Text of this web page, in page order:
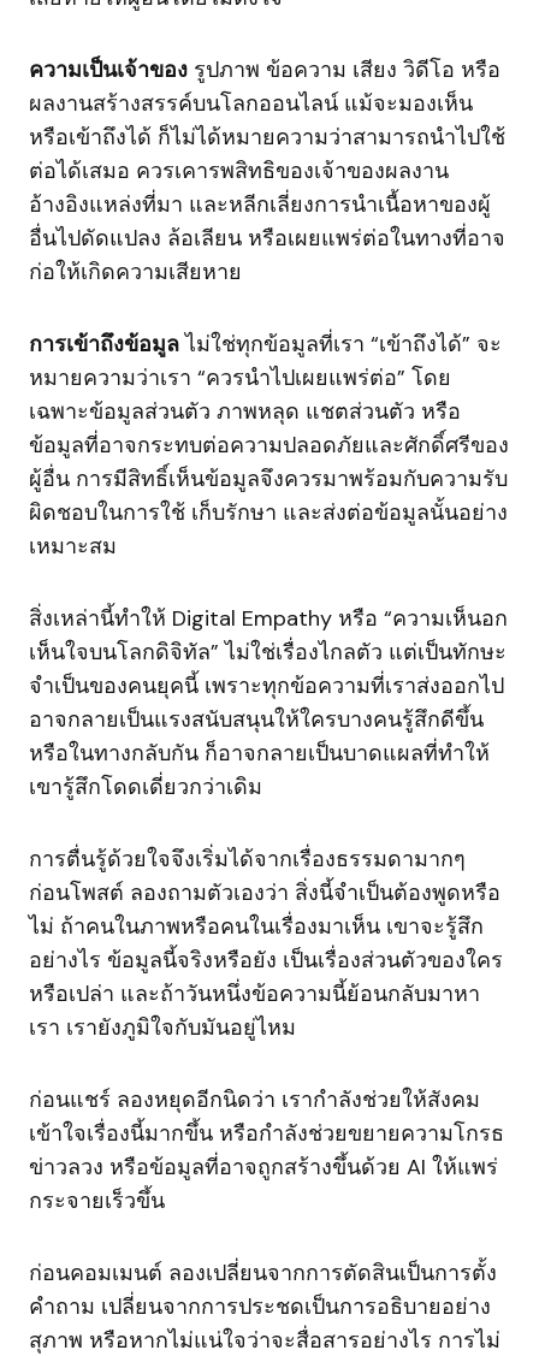
ความเป็นเจ้าของ รูปภาพ ข้อความ เสียง วิดีโอ หรือ
ผลงานสร้างสรรค์บนโลกออนไลน์ แม้จะมองเห็น
หรือเข้าถึงได้ ก็ไม่ได้หมายความว่าสามารถนำไปใช้
ต่อได้เสมอ ควรเคารพสิทธิของเจ้าของผลงาน
อ้างอิงแหล่งที่มา และหลีกเลี่ยงการนำเนื้อหาของผู้
อื่นไปดัดแปลง ล้อเลียน หรือเผยแพร่ต่อในทางที่อาจ
ก่อให้เกิดความเสียหาย
การเข้าถึงข้อมูลไม่ใช่ทุกข้อมูลที่เรา “เข้าถึงได้” จะ
หมายความว่าเรา “ควรนำไปเผยแพร่ต่อ” โดย
เฉพาะข้อมูลส่วนตัว ภาพหลุด แชตส่วนตัว หรือ
ข้อมูลที่อาจกระทบต่อความปลอดภัยและศักดิ์ศรีของ
ผู้อื่น การมีสิทธิ์เห็นข้อมูลจึงควรมาพร้อมกับความรับ
ผิดชอบในการใช้ เก็บรักษา และส่งต่อข้อมูลนั้นอย่าง
เหมาะสม
สิ่งเหล่านี้ทำให้ Digital Empathy หรือ “ความเห็นอก
เห็นใจบนโลกดิจิทัล” ไม่ใช่เรื่องไกลตัว แต่เป็นทักษะ
จำเป็นของคนยุคนี้ เพราะทุกข้อความที่เราส่งออกไป
อาจกลายเป็นแรงสนับสนุนให้ใครบางคนรู้สึกดีขึ้น
หรือในทางกลับกัน ก็อาจกลายเป็นบาดแผลที่ทำให้
เขารู้สึกโดดเดี่ยวกว่าเดิม
การตื่นรู้ด้วยใจจึงเริ่มได้จากเรื่องธรรมดามากๆ
ก่อนโพสต์ ลองถามตัวเองว่า สิ่งนี้จำเป็นต้องพูดหรือ
ไม่ ถ้าคนในภาพหรือคนในเรื่องมาเห็น เขาจะรู้สึก
อย่างไร ข้อมูลนี้จริงหรือยัง เป็นเรื่องส่วนตัวของใคร
หรือเปล่า และถ้าวันหนึ่งข้อความนี้ย้อนกลับมาหา
เรา เรายังภูมิใจกับมันอยู่ไหม
ก่อนแชร์ ลองหยุดอีกนิดว่า เรากำลังช่วยให้สังคม
เข้าใจเรื่องนี้มากขึ้น หรือกำลังช่วยขยายความโกรธ
ข่าวลวง หรือข้อมูลที่อาจถูกสร้างขึ้นด้วย AI ให้แพร่
กระจายเร็วขึ้น
ก่อนคอมเมนต์ ลองเปลี่ยนจากการตัดสินเป็นการตั้ง
คำถาม เปลี่ยนจากการประชดเป็นการอธิบายอย่าง
สุภาพ หรือหากไม่แน่ใจว่าจะสื่อสารอย่างไร การไม่